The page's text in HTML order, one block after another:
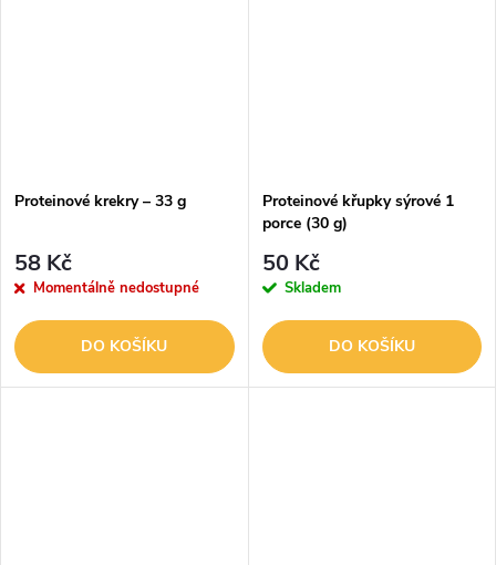
Proteinové krekry – 33 g
58 Kč
Momentálně nedostupné
DO KOŠÍKU
Proteinové křupky sýrové 1
porce (30 g)
50 Kč
Skladem
DO KOŠÍKU